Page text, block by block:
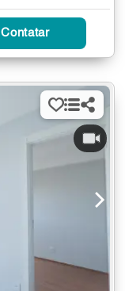
Contatar